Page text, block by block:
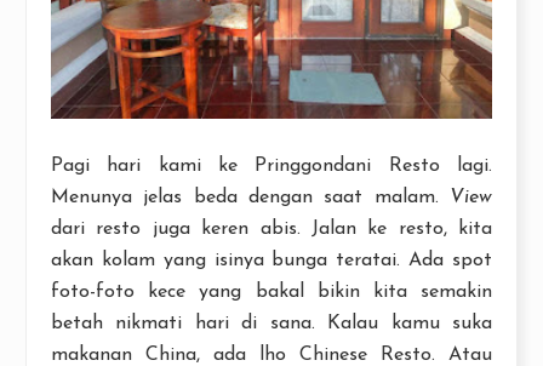
Pagi hari kami ke Pringgondani Resto lagi.
Menunya jelas beda dengan saat malam.
View
dari resto juga keren abis. Jalan ke resto, kita
akan kolam yang isinya bunga teratai. Ada spot
foto-foto kece yang bakal bikin kita semakin
betah nikmati hari di sana. Kalau kamu suka
makanan China, ada lho Chinese Resto. Atau